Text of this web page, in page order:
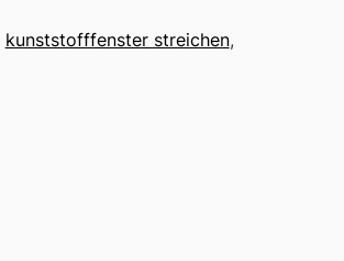
kunststofffenster streichen,